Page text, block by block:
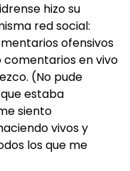
hizo su
red social:
ofensivos
comentarios en vivo
(No pude
estaba
siento
vivos y
los que me